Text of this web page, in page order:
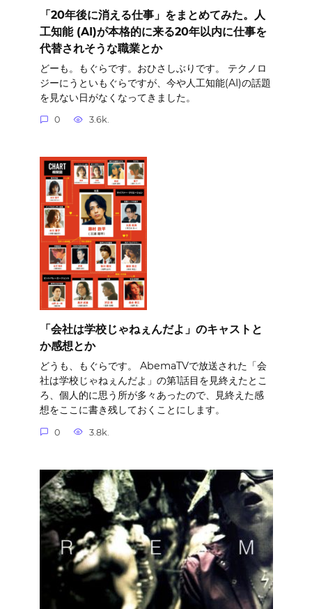
「20年後に消える仕事」をまとめてみた。人
工知能 (AI)が本格的に来る20年以内に仕事を
代替されそうな職業とか
どーも。もぐらです。おひさしぶりです。 テクノロ
ジーにうといもぐらですが、今や人工知能(AI)の話題
を見ない日がなくなってきました。
0 3.6k.
「会社は学校じゃねぇんだよ」のキャストと
か感想とか
どうも、もぐらです。 AbemaTVで放送された「会
社は学校じゃねぇんだよ」の第1話目を見終えたとこ
ろ、個人的に思う所が多々あったので、見終えた感
想をここに書き残しておくことにします。
0 3.8k.